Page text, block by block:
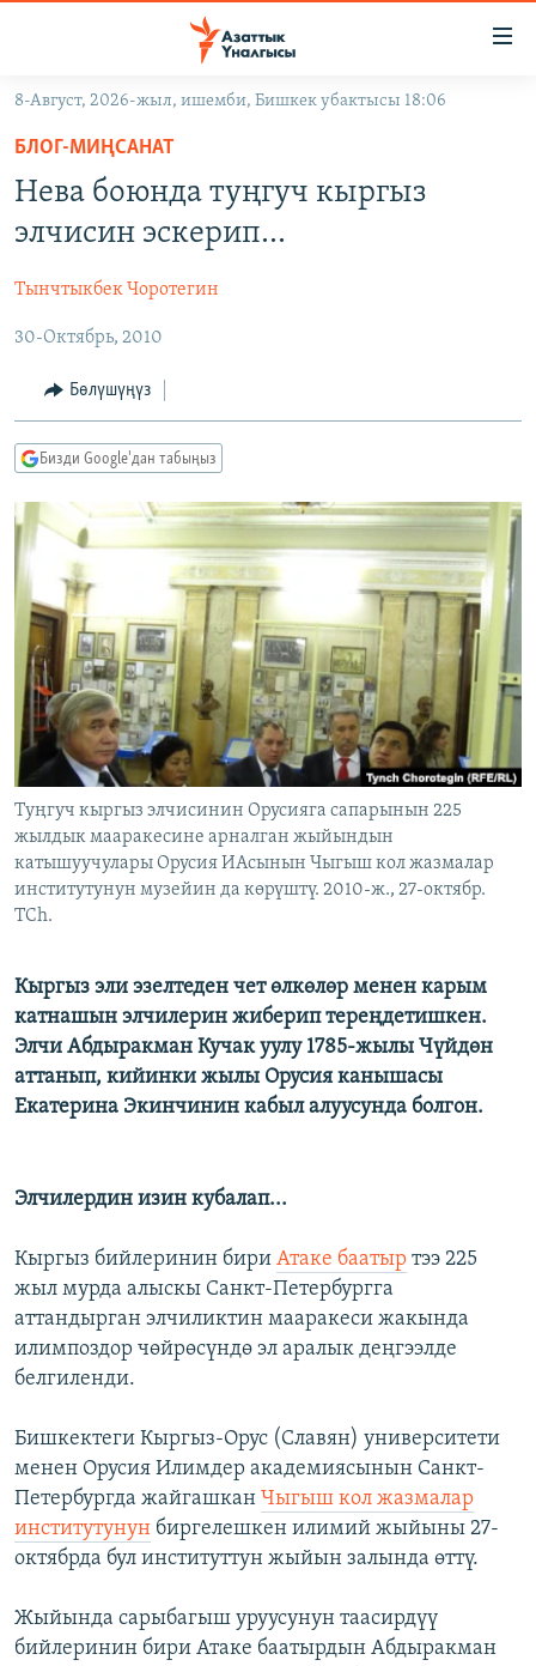
Навигацияга
өтүңүз
Издөөгө
салыңыз
КЫРГЫЗСТАН
ЭКОНОМИКА
МАДАНИЯТ
БОРБОР АЗИЯ
АТАЙЫН ИЛИКТӨӨ
ТВ ПРОГРАММАЛАР
БҮГҮН АЗАТТЫКТА
БИЗ ЖАНА ДҮЙНӨ
ДАНИСТЕ
ЭЖЕ-СИҢДИЛЕР
АЗАТТЫК+
ЫҢГАЙСЫЗ СУРООЛОР
ПОДКАСТ
ӨЗГӨЧӨ ПИКИР
ОНЛАЙН ШЕРИНЕ
ЭЕ/АРнун бардык сайттары
8-Август, 2026-жыл, ишемби, Бишкек убактысы 18:06
БЛОГ-МИҢСАНАТ
Нева боюнда туңгуч кыргыз
элчисин эскерип...
Тынчтыкбек Чоротегин
30-Октябрь, 2010
Бөлүшүңүз
Бизди Google'дан табыңыз
Туңгуч кыргыз элчисинин Орусияга сапарынын 225
жылдык мааракесине арналган жыйындын
катышуучулары Орусия ИАсынын Чыгыш кол жазмалар
институтунун музейин да көрүштү. 2010-ж., 27-октябр.
TCh.
Кыргыз эли эзелтеден чет өлкөлөр менен карым
катнашын элчилерин жиберип тереңдетишкен.
Элчи Абдыракман Кучак уулу 1785-жылы Чүйдөн
аттанып, кийинки жылы Орусия канышасы
Екатерина Экинчинин кабыл алуусунда болгон.
Элчилердин изин кубалап...
Кыргыз бийлеринин бири Атаке баатыр тээ 225
жыл мурда алыскы Санкт-Петербургга
аттандырган элчиликтин мааракеси жакында
илимпоздор чөйрөсүндө эл аралык деңгээлде
белгиленди.
Бишкектеги Кыргыз-Орус (Славян) университети
менен Орусия Илимдер академиясынын Санкт-
Петербургда жайгашкан Чыгыш кол жазмалар
институтунун биргелешкен илимий жыйыны 27-
октябрда бул институттун жыйын залында өттү.
Жыйында сарыбагыш уруусунун таасирдүү
бийлеринин бири Атаке баатырдын Абдыракман